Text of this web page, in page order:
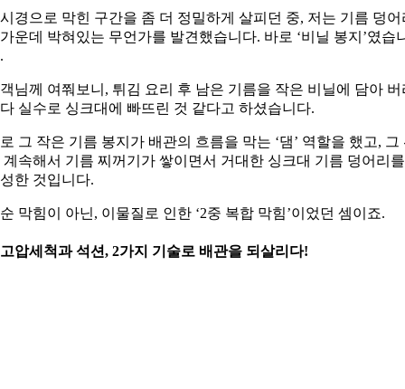
경으로 막힌 구간을 좀 더 정밀하게 살피던 중, 저는 기름 덩어
운데 박혀있는 무언가를 발견했습니다. 바로 ‘비닐 봉지’였습
님께 여쭤보니, 튀김 요리 후 남은 기름을 작은 비닐에 담아 버
실수로 싱크대에 빠뜨린 것 같다고 하셨습니다.
그 작은 기름 봉지가 배관의 흐름을 막는 ‘댐’ 역할을 했고, 그
계속해서 기름 찌꺼기가 쌓이면서 거대한 싱크대 기름 덩어리를
한 것입니다.
막힘이 아닌, 이물질로 인한 ‘2중 복합 막힘’이었던 셈이죠.
압세척과 석션, 2가지 기술로 배관을 되살리다!